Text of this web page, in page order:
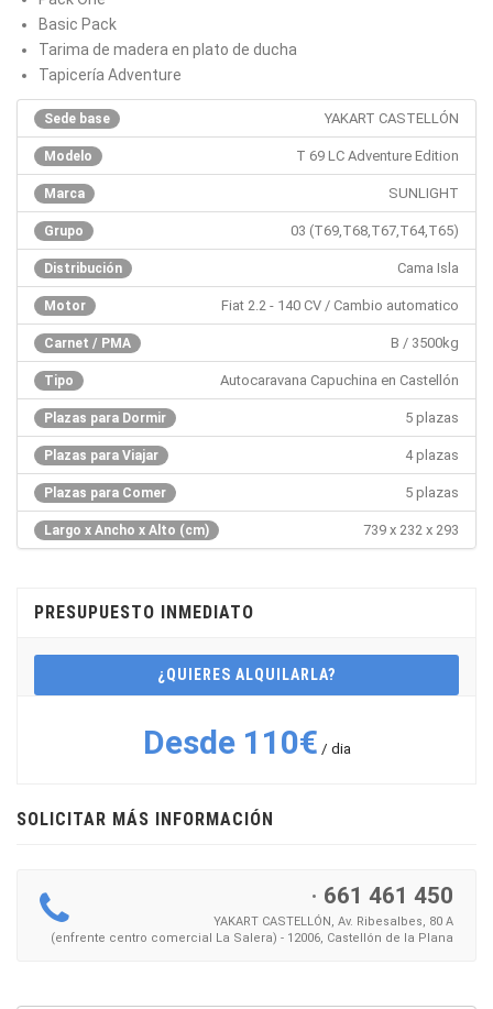
Basic Pack
Tarima de madera en plato de ducha
Tapicería Adventure
Sede base YAKART CASTELLÓN
Modelo T 69 LC Adventure Edition
Marca SUNLIGHT
Grupo 03 (T69,T68,T67,T64,T65)
Distribución Cama Isla
Motor Fiat 2.2 - 140 CV / Cambio automatico
Carnet / PMA B / 3500kg
Tipo Autocaravana Capuchina en Castellón
Plazas para Dormir 5 plazas
Plazas para Viajar 4 plazas
Plazas para Comer 5 plazas
Largo x Ancho x Alto (cm) 739 x 232 x 293
PRESUPUESTO INMEDIATO
¿QUIERES ALQUILARLA?
Desde 110€ / dia
SOLICITAR MÁS INFORMACIÓN
· 661 461 450
YAKART CASTELLÓN, Av. Ribesalbes, 80 A
(enfrente centro comercial La Salera) - 12006, Castellón de la Plana